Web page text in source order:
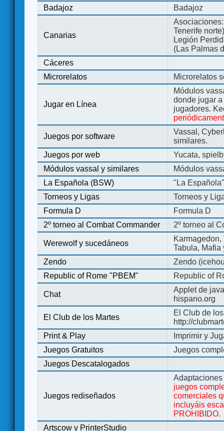
Badajoz
Badajoz
Canarias
Tenerife
Legión
(Las Palmas
Cáceres
Microrelatos
Microrelatos
Jugar en Línea
Módulos
donde jugar
jugadores.
Juegos por software
Vassal,
similares.
Juegos por web
Yucata,
Módulos vassal y similares
Módulos
La Española (BSW)
"La
Torneos y Ligas
Torneos y
Formula D
Formula D
2º torneo al Combat Commander
2º torneo al
Werewolf y sucedáneos
Tabula, Mafia
Zendo
Zendo
Republic of Rome "PBEM"
Republic of
Chat
Applet de
hispano.org
El Club de los Martes
El Club de
http://
Print & Play
Imprimir y
Juegos Gratuitos
Juegos
Juegos Descatalogados
Juegos rediseñados
juegos
comerciales
incluyáis
PROHIBIDO.
Artscow y PrinterStudio